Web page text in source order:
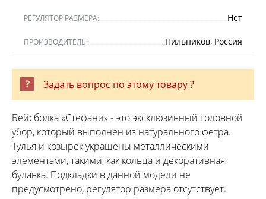
РЕГУЛЯТОР РАЗМЕРА: Нет
ПРОИЗВОДИТЕЛЬ: Пильников, Россия
Задать вопрос по этому товару ?
Бейсболка «Стефани» - это эксклюзивный головной
убор, который выполнен из натурального фетра.
Тулья и козырек украшены металлическими
элементами, такими, как кольца и декоративная
булавка. Подкладки в данной модели не
предусмотрено, регулятор размера отсутствует.